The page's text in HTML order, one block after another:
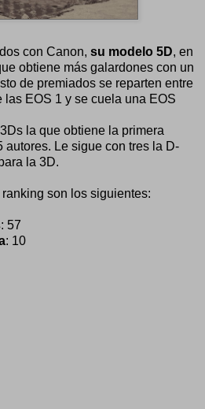
con Canon, su modelo 5D, en
obtiene más galardones con un
de premiados se reparten entre
las EOS 1 y se cuela una EOS
la que obtiene la primera
autores. Le sigue con tres la D-
la 3D.
son los siguientes:
: 57
: 10